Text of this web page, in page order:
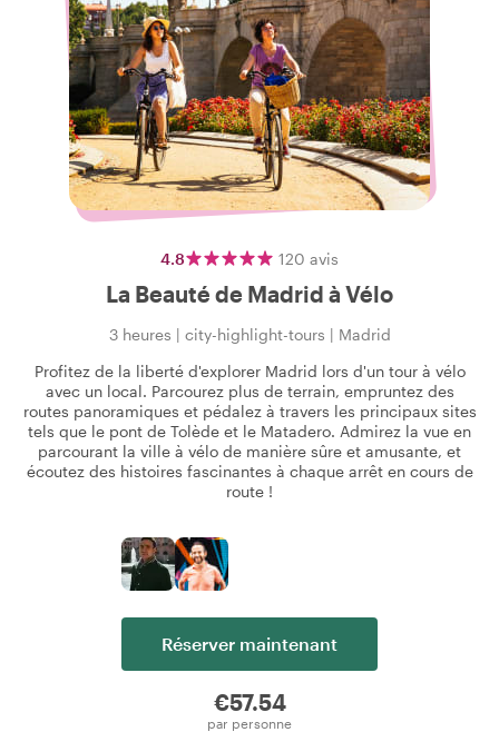
4.8 120 avis
La Beauté de Madrid à Vélo
3 heures | city-highlight-tours | Madrid
Profitez de la liberté d'explorer Madrid lors d'un tour à vélo
avec un local. Parcourez plus de terrain, empruntez des
routes panoramiques et pédalez à travers les principaux sites
tels que le pont de Tolède et le Matadero. Admirez la vue en
parcourant la ville à vélo de manière sûre et amusante, et
écoutez des histoires fascinantes à chaque arrêt en cours de
route !
Réserver maintenant
€57.54
par personne